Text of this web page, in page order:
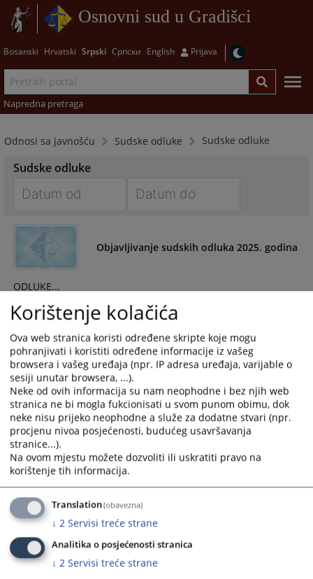
Osnovni sud u Gradišci
Bosanski Hrvatski Srpski Српски English Prijava
Napredna pretraga
Odnosi sa javnošću Sudske odluke Sudske odluke
Sudske odluke
forward
interact
the
calendar
and
select
a
date.
Press
the
question
mark
key
to
get
the
keyboard
shortcuts
for
changing
to
the
calendar
and
select
a
date.
Press
the
question
mark
to
get
keyboard
shortcuts
for
dates.
Objavljivanje sudskih odluka 2025. godina
ODLUKE...
23.12.2025.
Objavljivanje sudskih odluka 2024. godina
ODLUKE ...
30.12.2024.
Objavljivanje sudskih odluka 2023. godina
Objavljivanje odluka Osnovnog suda u Gradišci...
04.12.2023.
Korištenje kolačića
Ova web stranica koristi određene skripte koje mogu
pohranjivati i koristiti određene informacije iz vašeg
browsera i vašeg uređaja (npr. IP adresa uređaja, varijable o
sesiji unutar browsera, ...).
Neke od ovih informacija su nam neophodne i bez njih web
stranica ne bi mogla fukcionisati u svom punom obimu, dok
neke nisu prijeko neophodne a služe za dodatne stvari (npr.
procjenu nivoa posjećenosti, budućeg usavršavanja
stranice...).
Na ovom mjestu možete dozvoliti ili uskratiti pravo na
korištenje tih informacija.
Translation(obavezna)
↓ 2 Servisi treće strane
Analitika o posjećenosti stranica
↓ 2 Servisi treće strane